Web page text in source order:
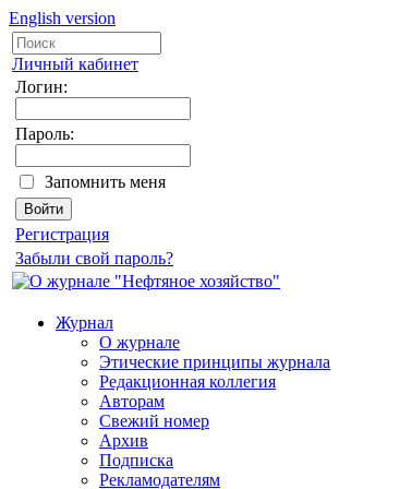
English version
Личный кабинет
Логин:
Пароль:
Запомнить меня
Регистрация
Забыли свой пароль?
Журнал
О журнале
Этические принципы журнала
Редакционная коллегия
Авторам
Свежий номер
Архив
Подписка
Рекламодателям